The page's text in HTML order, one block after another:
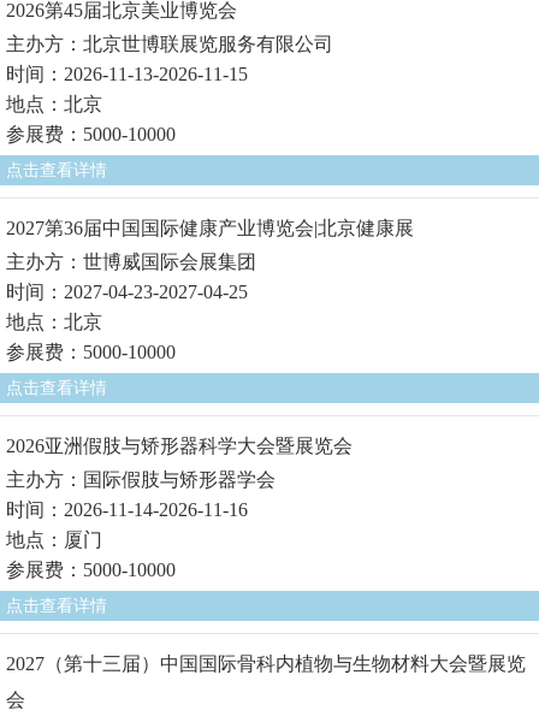
2026第45届北京美业博览会
主办方：北京世博联展览服务有限公司
时间：2026-11-13-2026-11-15
地点：北京
参展费：5000-10000
点击查看详情
2027第36届中国国际健康产业博览会|北京健康展
主办方：世博威国际会展集团
时间：2027-04-23-2027-04-25
地点：北京
参展费：5000-10000
点击查看详情
2026亚洲假肢与矫形器科学大会暨展览会
主办方：国际假肢与矫形器学会
时间：2026-11-14-2026-11-16
地点：厦门
参展费：5000-10000
点击查看详情
2027（第十三届）中国国际骨科内植物与生物材料大会暨展览
会